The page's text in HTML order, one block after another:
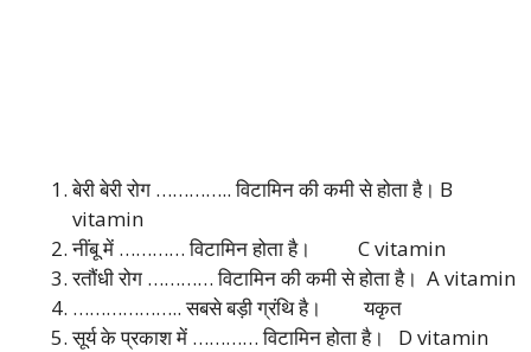
बेरी बेरी रोग ………….. विटामिन की कमी से होता है। B
vitamin
नींबू में ………… विटामिन होता है। C vitamin
रतौंधी रोग ………… विटामिन की कमी से होता है। A vitamin
……………….. सबसे बड़ी ग्रंथि है।यकृत
सूर्य के प्रकाश में ………… विटामिन होता है। D vitamin